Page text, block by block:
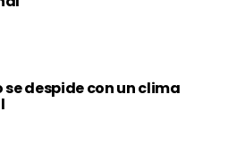
se despide con un clima